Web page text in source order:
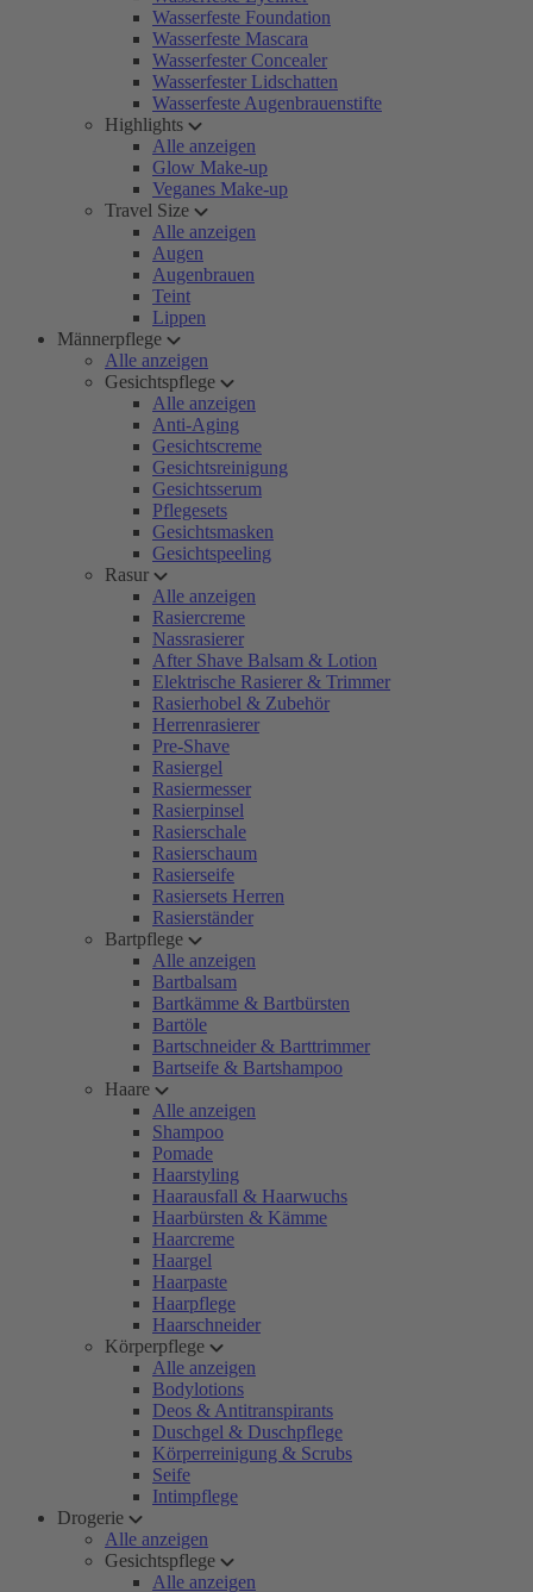
Wasserfeste Foundation
Wasserfeste Mascara
Wasserfester Concealer
Wasserfester Lidschatten
Wasserfeste Augenbrauenstifte
Highlights
Alle anzeigen
Glow Make-up
Veganes Make-up
Travel Size
Alle anzeigen
Augen
Augenbrauen
Teint
Lippen
Männerpflege
Alle anzeigen
Gesichtspflege
Alle anzeigen
Anti-Aging
Gesichtscreme
Gesichtsreinigung
Gesichtsserum
Pflegesets
Gesichtsmasken
Gesichtspeeling
Rasur
Alle anzeigen
Rasiercreme
Nassrasierer
After Shave Balsam & Lotion
Elektrische Rasierer & Trimmer
Rasierhobel & Zubehör
Herrenrasierer
Pre-Shave
Rasiergel
Rasiermesser
Rasierpinsel
Rasierschale
Rasierschaum
Rasierseife
Rasiersets Herren
Rasierständer
Bartpflege
Alle anzeigen
Bartbalsam
Bartkämme & Bartbürsten
Bartöle
Bartschneider & Barttrimmer
Bartseife & Bartshampoo
Haare
Alle anzeigen
Shampoo
Pomade
Haarstyling
Haarausfall & Haarwuchs
Haarbürsten & Kämme
Haarcreme
Haargel
Haarpaste
Haarpflege
Haarschneider
Körperpflege
Alle anzeigen
Bodylotions
Deos & Antitranspirants
Duschgel & Duschpflege
Körperreinigung & Scrubs
Seife
Intimpflege
Drogerie
Alle anzeigen
Gesichtspflege
Alle anzeigen